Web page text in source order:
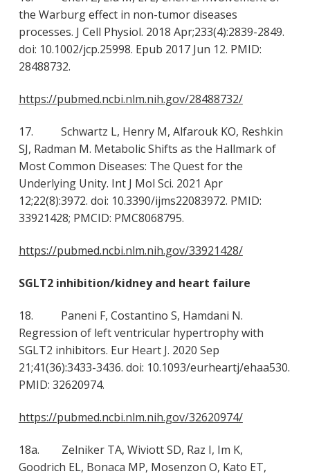
the Warburg effect in non-tumor diseases
processes. J Cell Physiol. 2018 Apr;233(4):2839-2849.
doi: 10.1002/jcp.25998. Epub 2017 Jun 12. PMID:
28488732.
https://pubmed.ncbi.nlm.nih.gov/28488732/
17. Schwartz L, Henry M, Alfarouk KO, Reshkin
SJ, Radman M. Metabolic Shifts as the Hallmark of
Most Common Diseases: The Quest for the
Underlying Unity. Int J Mol Sci. 2021 Apr
12;22(8):3972. doi: 10.3390/ijms22083972. PMID:
33921428; PMCID: PMC8068795.
https://pubmed.ncbi.nlm.nih.gov/33921428/
SGLT2 inhibition/kidney and heart failure
18. Paneni F, Costantino S, Hamdani N.
Regression of left ventricular hypertrophy with
SGLT2 inhibitors. Eur Heart J. 2020 Sep
21;41(36):3433-3436. doi: 10.1093/eurheartj/ehaa530.
PMID: 32620974.
https://pubmed.ncbi.nlm.nih.gov/32620974/
18a. Zelniker TA, Wiviott SD, Raz I, Im K,
Goodrich EL, Bonaca MP, Mosenzon O, Kato ET,